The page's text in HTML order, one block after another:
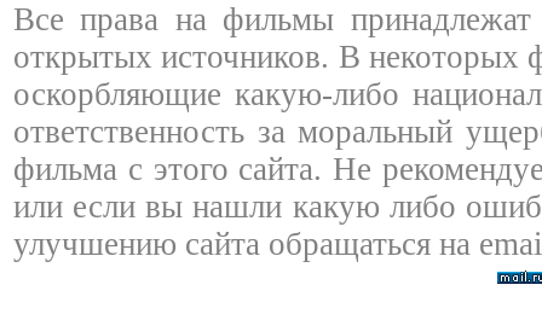
Все права на фильмы
открытых источников. В некоторых
оскорбляющие какую-либо
ответственность за моральный
фильма с этого сайта. Не
или если вы нашли какую либо
улучшению сайта обращаться на